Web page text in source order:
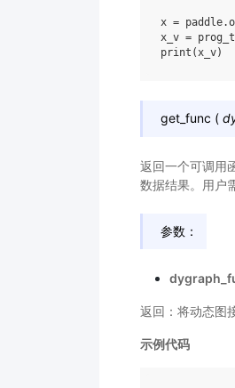
x = paddle.
x_v =
print (x_v)
get_func (
返回一个可调用
数据结果。用户
参数：
返回：将动态图
示例代码